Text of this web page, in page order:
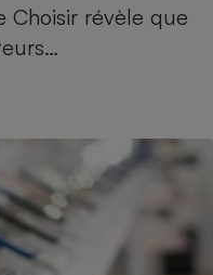
Choisir révèle que